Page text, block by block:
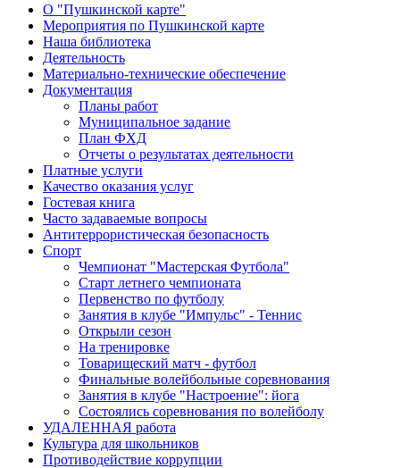
О "Пушкинской карте"
Мероприятия по Пушкинской карте
Наша библиотека
Деятельность
Материально-технические обеспечение
Документация
Планы работ
Муниципальное задание
План ФХД
Отчеты о результатах деятельности
Платные услуги
Качество оказания услуг
Гостевая книга
Часто задаваемые вопросы
Антитеррористическая безопасность
Спорт
Чемпионат "Мастерская Футбола"
Старт летнего чемпионата
Первенство по футболу
Занятия в клубе "Импульс" - Теннис
Открыли сезон
На тренировке
Товарищеский матч - футбол
Финальные волейбольные соревнования
Занятия в клубе "Настроение": йога
Состоялись соревнования по волейболу
УДАЛЕННАЯ работа
Культура для школьников
Противодействие коррупции